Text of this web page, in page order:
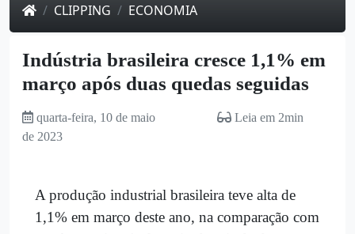
CLIPPING ECONOMIA
Indústria brasileira cresce 1,1% em
março após duas quedas seguidas
quarta-feira, 10 de maio
de 2023
Leia em 2min
A produção industrial brasileira teve alta de
1,1% em março deste ano, na comparação com